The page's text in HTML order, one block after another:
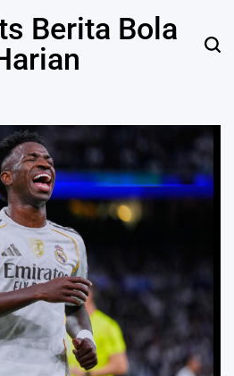
Berita Bola